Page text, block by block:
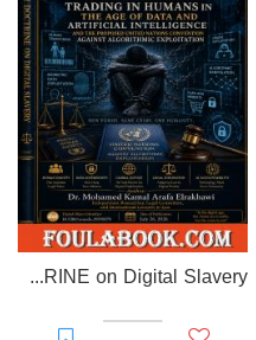
EL-RAKHAWI DOCTRINE on Digital Slavery